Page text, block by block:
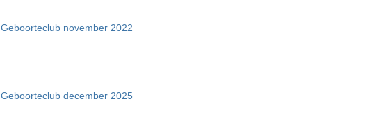
Geboorteclub november 2022
Geboorteclub december 2025